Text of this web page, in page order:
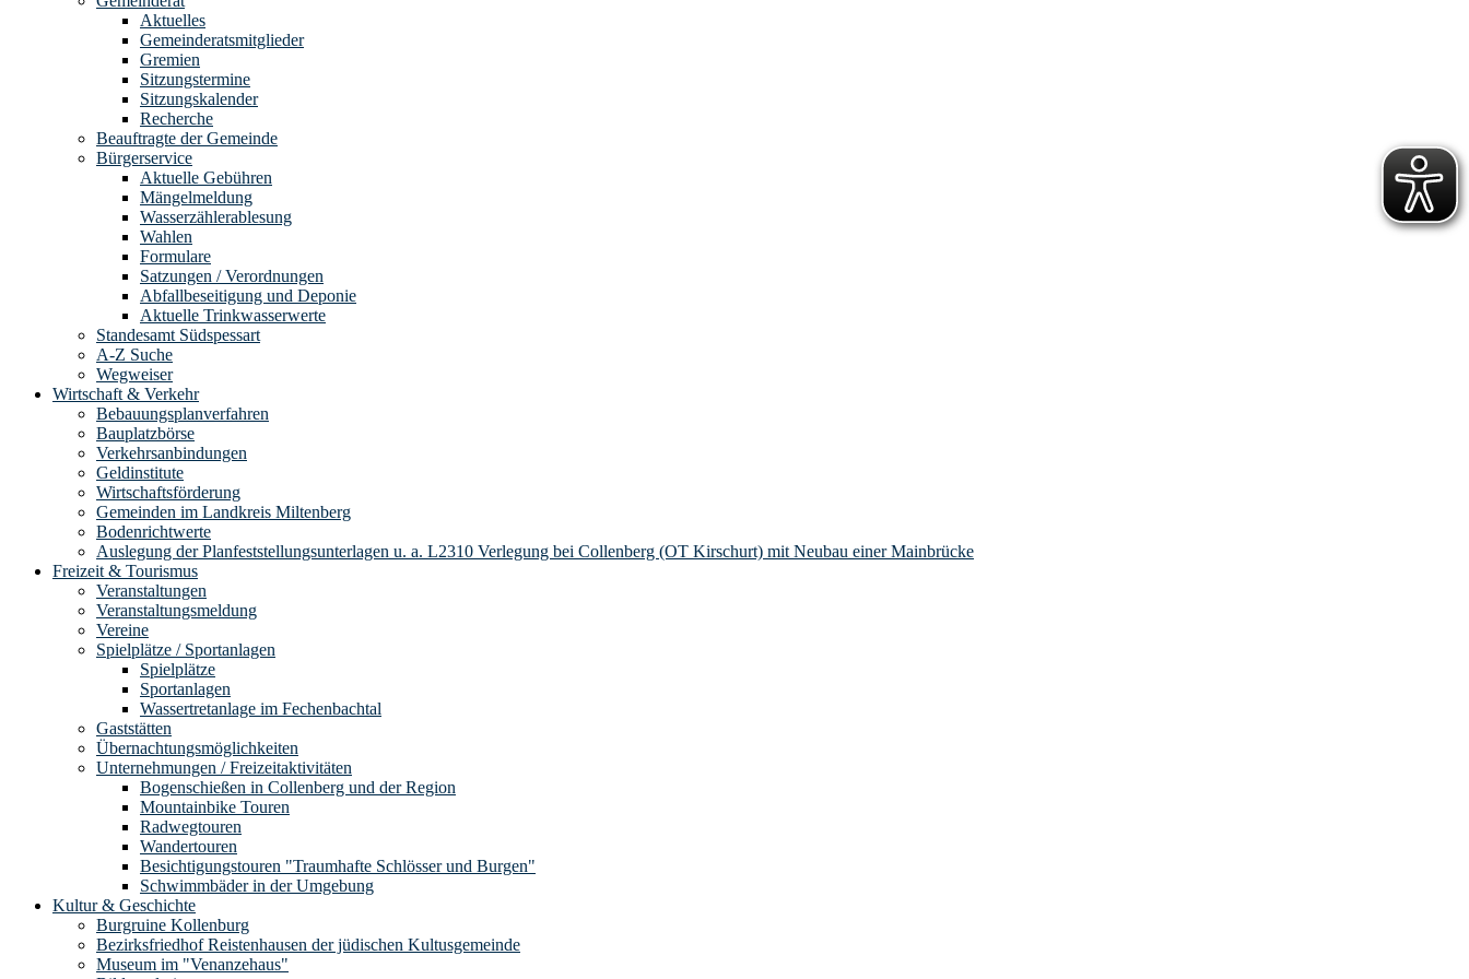
Aktuelles
Gemeinderatsmitglieder
Gremien
Sitzungstermine
Sitzungskalender
Recherche
Beauftragte der Gemeinde
Bürgerservice
Aktuelle Gebühren
Mängelmeldung
Wasserzählerablesung
Wahlen
Formulare
Satzungen / Verordnungen
Abfallbeseitigung und Deponie
Aktuelle Trinkwasserwerte
Standesamt Südspessart
A-Z Suche
Wegweiser
Wirtschaft & Verkehr
Bebauungsplanverfahren
Bauplatzbörse
Verkehrsanbindungen
Geldinstitute
Wirtschaftsförderung
Gemeinden im Landkreis Miltenberg
Bodenrichtwerte
Auslegung der Planfeststellungsunterlagen u. a. L2310 Verlegung bei Collenberg (OT Kirschurt) mit Neubau einer Mainbrücke
Freizeit & Tourismus
Veranstaltungen
Veranstaltungsmeldung
Vereine
Spielplätze / Sportanlagen
Spielplätze
Sportanlagen
Wassertretanlage im Fechenbachtal
Gaststätten
Übernachtungsmöglichkeiten
Unternehmungen / Freizeitaktivitäten
Bogenschießen in Collenberg und der Region
Mountainbike Touren
Radwegtouren
Wandertouren
Besichtigungstouren "Traumhafte Schlösser und Burgen"
Schwimmbäder in der Umgebung
Kultur & Geschichte
Burgruine Kollenburg
Bezirksfriedhof Reistenhausen der jüdischen Kultusgemeinde
Museum im "Venanzehaus"